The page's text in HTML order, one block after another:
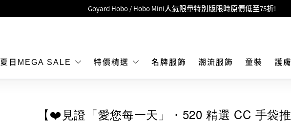
Goyard Hobo / Hobo Mini人氣限量特別版限時原價低至75折!
MOKO 1樓175號鋪旗艦店特設名牌Hermès、CHANEL及LV專區！
LBuy獲香港知識產權署頒發2026《正版正貨承諾》商標
夏日MEGA SALE 特價精選 名牌服飾 潮流服飾 童裝 護
【❤️見證「愛您每一天」・520 精選 CC 手袋推